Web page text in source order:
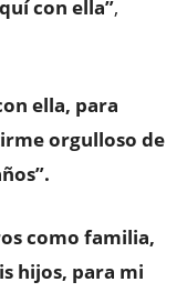
con ella”,
ella, para
orgulloso de
como familia,
hijos, para mi